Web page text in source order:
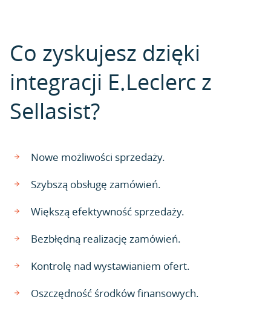
Co zyskujesz dzięki
integracji E.Leclerc z
Sellasist?
Nowe możliwości sprzedaży.
Szybszą obsługę zamówień.
Większą efektywność sprzedaży.
Bezbłędną realizację zamówień.
Kontrolę nad wystawianiem ofert.
Oszczędność środków finansowych.